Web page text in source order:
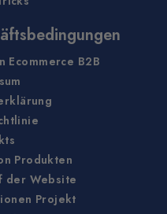
Ecommerce B2B
Produkten
der Website
Projekt